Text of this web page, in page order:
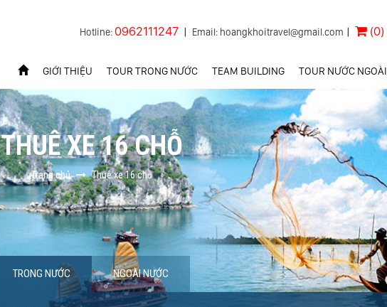
Hotline:0962111247 Email: hoangkhoitravel@gmail.com (0)
GIỚI THIỆU TOUR TRONG NƯỚC TEAM BUILDING TOUR NƯỚC NGOÀI
THUÊ XE 16 CHỖ
Trang chủ Thuê xe 16 chỗ
TRONG NƯỚC NGOÀI NƯỚC